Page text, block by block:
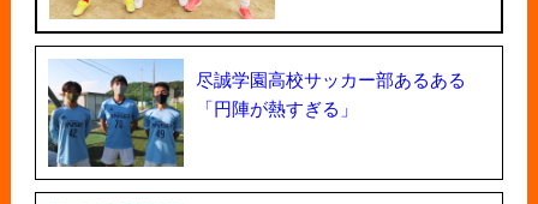
尽誠学園高校サッカー部あるある
「円陣が熱すぎる」